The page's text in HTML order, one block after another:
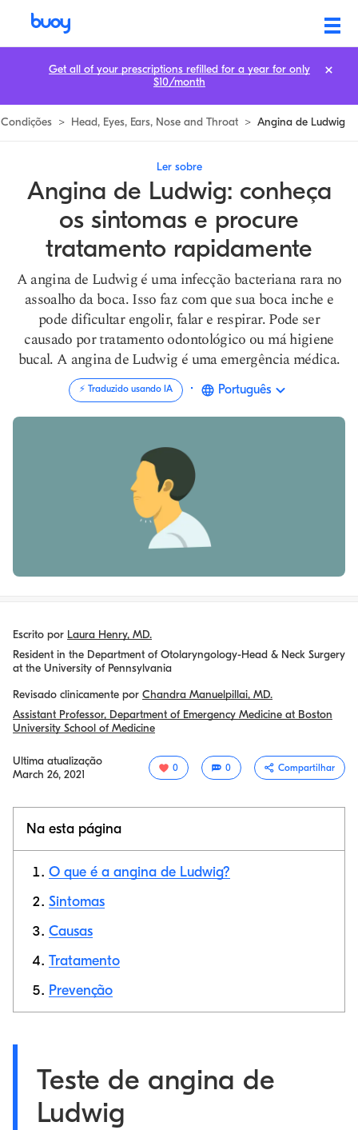
Condições > Head, Eyes, Ears, Nose and Throat > Angina de Ludwig
Ler sobre
Angina de Ludwig: conheça
os sintomas e procure
tratamento rapidamente
A angina de Ludwig é uma infecção bacteriana rara no
assoalho da boca. Isso faz com que sua boca inche e
pode dificultar engolir, falar e respirar. Pode ser
causado por tratamento odontológico ou má higiene
bucal. A angina de Ludwig é uma emergência médica.
⚡️ Traduzido usando IA · Português
Escrito por Laura Henry, MD.
Resident in the Department of Otolaryngology-Head & Neck Surgery
at the University of Pennsylvania
Revisado clinicamente por Chandra Manuelpillai, MD.
Assistant Professor, Department of Emergency Medicine at Boston
University School of Medicine
Ultima atualização
March 26, 2021
0 0 Compartilhar
Na esta página
O que é a angina de Ludwig?
Sintomas
Causas
Tratamento
Prevenção
Teste de angina de
Ludwig
Get all of your prescriptions refilled for a year for only
$10/month